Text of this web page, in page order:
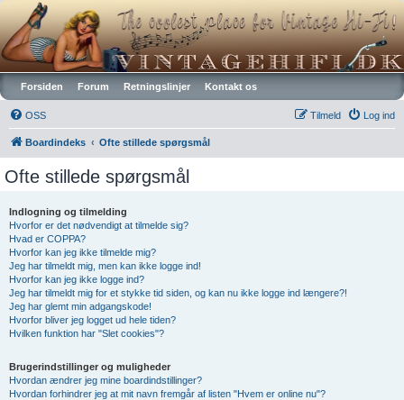
Vintagehifi.dk
Forsiden Forum Retningslinjer Kontakt os
OSS Log ind
Tilmeld
Boardindeks Ofte stillede spørgsmål
Ofte stillede spørgsmål
Indlogning og tilmelding
Hvorfor er det nødvendigt at tilmelde sig?
Hvad er COPPA?
Hvorfor kan jeg ikke tilmelde mig?
Jeg har tilmeldt mig, men kan ikke logge ind!
Hvorfor kan jeg ikke logge ind?
Jeg har tilmeldt mig for et stykke tid siden, og kan nu ikke logge ind længere?!
Jeg har glemt min adgangskode!
Hvorfor bliver jeg logget ud hele tiden?
Hvilken funktion har "Slet cookies"?
Brugerindstillinger og muligheder
Hvordan ændrer jeg mine boardindstillinger?
Hvordan forhindrer jeg at mit navn fremgår af listen "Hvem er online nu"?